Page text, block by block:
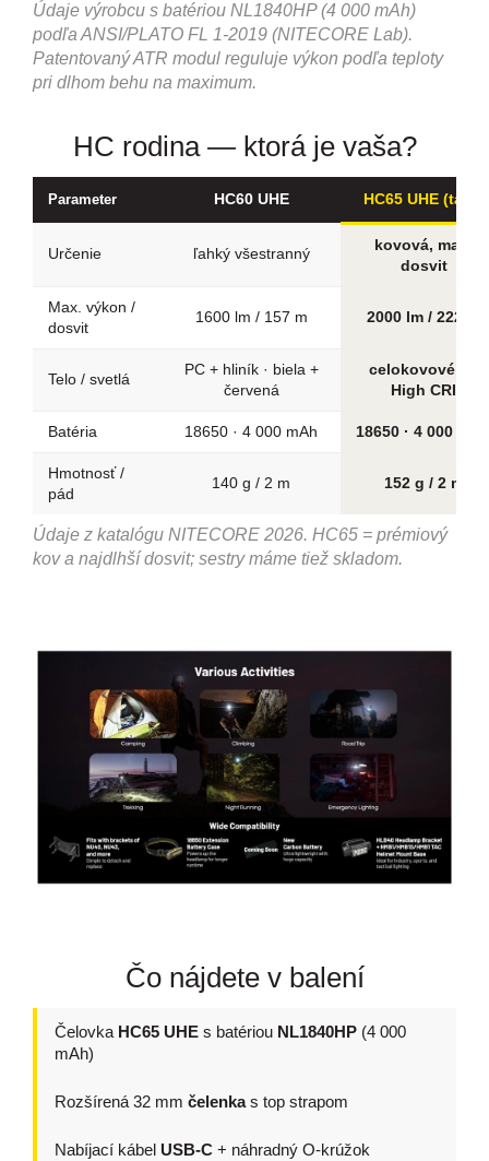
Údaje výrobcu s batériou NL1840HP (4 000 mAh)
podľa ANSI/PLATO FL 1-2019 (NITECORE Lab).
Patentovaný ATR modul reguluje výkon podľa teploty
pri dlhom behu na maximum.
HC rodina — ktorá je vaša?
Parameter HC60 UHE HC65 UHE (táto)
Určenie ľahký všestranný
kovová, max.
dosvit
Max. výkon /
dosvit
1600 lm / 157 m 2000 lm / 222 m
Telo / svetlá
PC + hliník · biela +
červená
celokovové · +
High CRI
Batéria 18650 · 4 000 mAh 18650 · 4 000
Hmotnosť /
pád
140 g / 2 m 152 g / 2 m
Údaje z katalógu NITECORE 2026. HC65 = prémiový
kov a najdlhší dosvit; sestry máme tiež skladom.
Čo nájdete v balení
Čelovka HC65 UHE s batériou NL1840HP (4 000
mAh)
Rozšírená 32 mm čelenkas top strapom
Nabíjací kábel USB-C + náhradný O-krúžok